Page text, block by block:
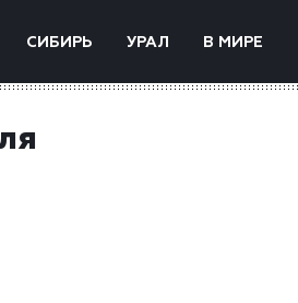
СИБИРЬ УРАЛ В МИРЕ